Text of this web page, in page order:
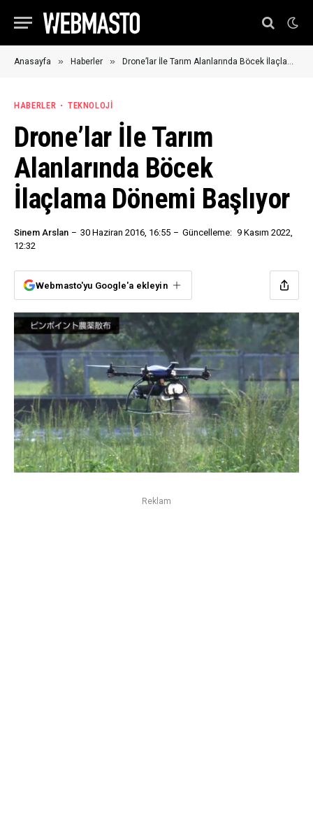
Anasayfa » Haberler » Drone’lar İle Tarım Alanlarında Böcek İlaçlama Dönemi Başlıyor
HABERLER TEKNOLOJI
Drone’lar İle Tarım
Alanlarında Böcek
İlaçlama Dönemi Başlıyor
Sinem Arslan 30 Haziran 2016, 16:55 Güncelleme: 9 Kasım 2022,
12:32
Webmasto'yu Google'a ekleyin
Reklam